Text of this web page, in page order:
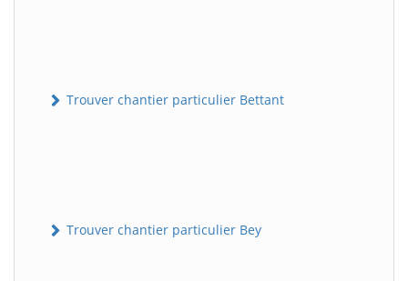
Trouver chantier particulier Bettant
Trouver chantier particulier Bey